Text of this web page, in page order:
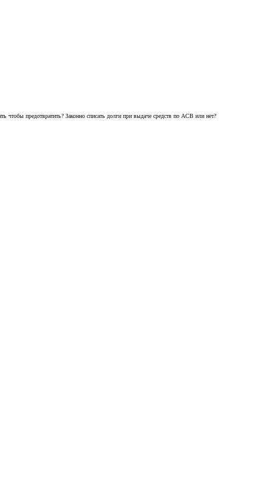
чтобы предотвратить? Законно списать долги при выдаче средств по АСВ или нет?